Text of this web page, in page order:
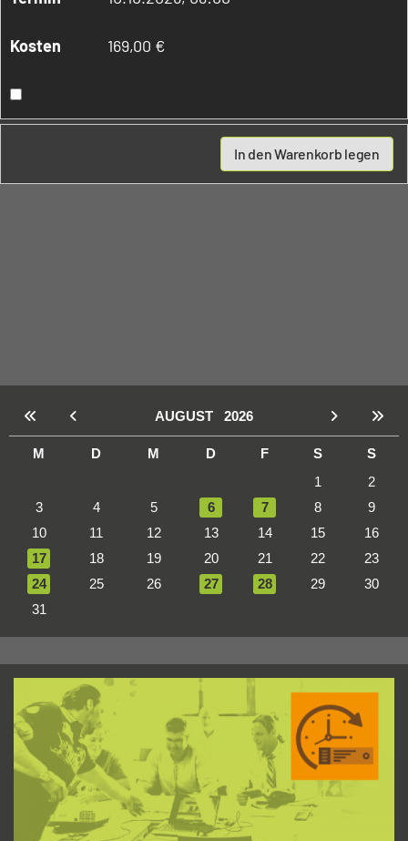
169,00 €
AUGUST 2026
M D M D F S
S
1
2
3
4 5 6 7 8
9
10
11 12 13 14 15
16
17
18 19 20 21 22
23
24
25 26 27 28 29
30
31